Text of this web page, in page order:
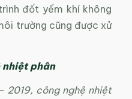
đốt yếm khí không
trường cũng được xử
nhiệt phân
2019, công nghệ nhiệt